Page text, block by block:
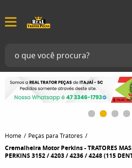
Home Peças para Tratores
Cremalheira Motor Perkins - TRATORES
PERKINS 3152 / 4203 / 4236 / 4248 (115